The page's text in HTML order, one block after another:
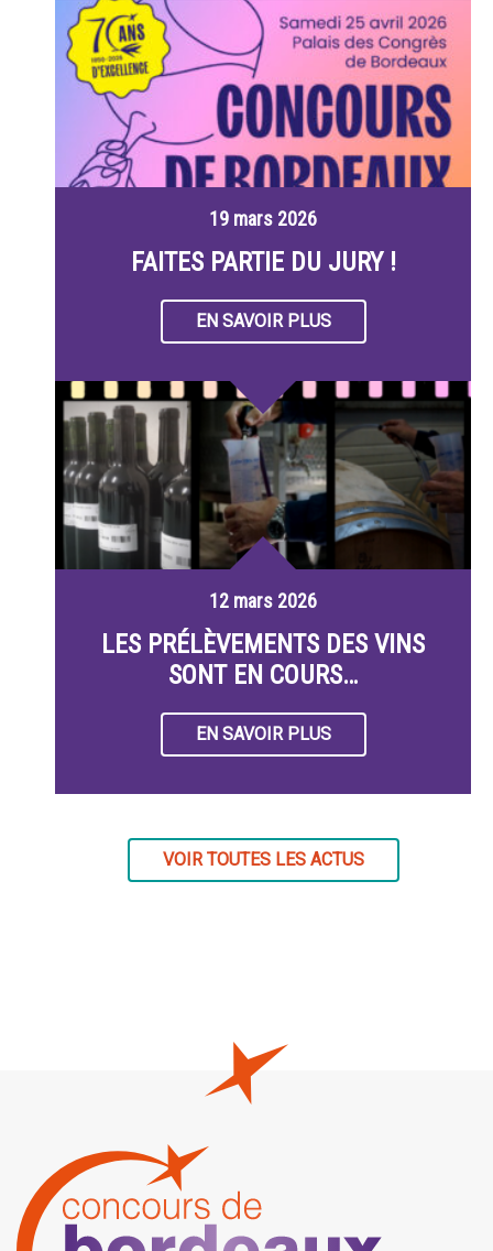
19 mars 2026
FAITES PARTIE DU JURY !
EN SAVOIR PLUS
12 mars 2026
LES PRÉLÈVEMENTS DES VINS
SONT EN COURS…
EN SAVOIR PLUS
VOIR TOUTES LES ACTUS